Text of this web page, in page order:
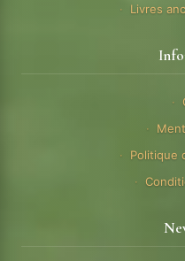
Livres
Politique